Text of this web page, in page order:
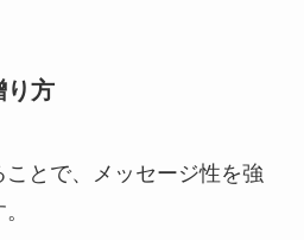
り方
とで、メッセージ性を強